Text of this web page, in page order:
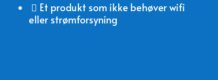
 Et produkt som ikke behøver wifi
eller strømforsyning